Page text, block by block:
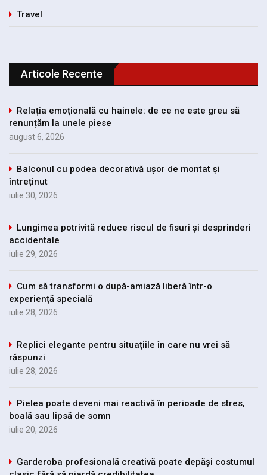
Travel
Articole Recente
Relația emoțională cu hainele: de ce ne este greu să
renunțăm la unele piese
august 6, 2026
Balconul cu podea decorativă ușor de montat și
întreținut
iulie 30, 2026
Lungimea potrivită reduce riscul de fisuri și desprinderi
accidentale
iulie 29, 2026
Cum să transformi o după-amiază liberă într-o
experiență specială
iulie 28, 2026
Replici elegante pentru situațiile în care nu vrei să
răspunzi
iulie 28, 2026
Pielea poate deveni mai reactivă în perioade de stres,
boală sau lipsă de somn
iulie 20, 2026
Garderoba profesională creativă poate depăși costumul